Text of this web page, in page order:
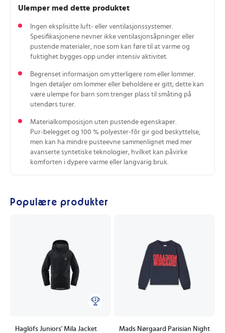
Ulemper med dette produktet
Ingen eksplisitte luft- eller ventilasjonssystemer.
Spesifikasjonene nevner ikke ventilasjonsåpninger eller
pustende materialer, noe som kan føre til at varme og
fuktighet bygges opp under intensiv aktivitet.
Begrenset informasjon om ytterligere rom eller lommer.
Ingen detaljer om lommer eller beholdere er gitt; dette kan
være ulempe for barn som trenger plass til småting på
utendørs turer.
Materialkomposisjon uten pustende egenskaper.
Pur‑belegget og 100 % polyester‑fôr gir god beskyttelse,
men kan ha mindre pusteevne sammenlignet med mer
avanserte syntetiske teknologier, hvilket kan påvirke
komforten i dypere varme eller langvarig bruk.
Populære produkter
Haglöfs Juniors' Mila Jacket
Mads Nørgaard Parisian Night